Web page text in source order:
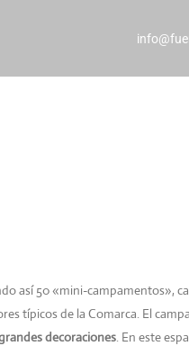
así 50 «mini-campamentos»,
típicos de la Comarca. El
decoraciones. En este